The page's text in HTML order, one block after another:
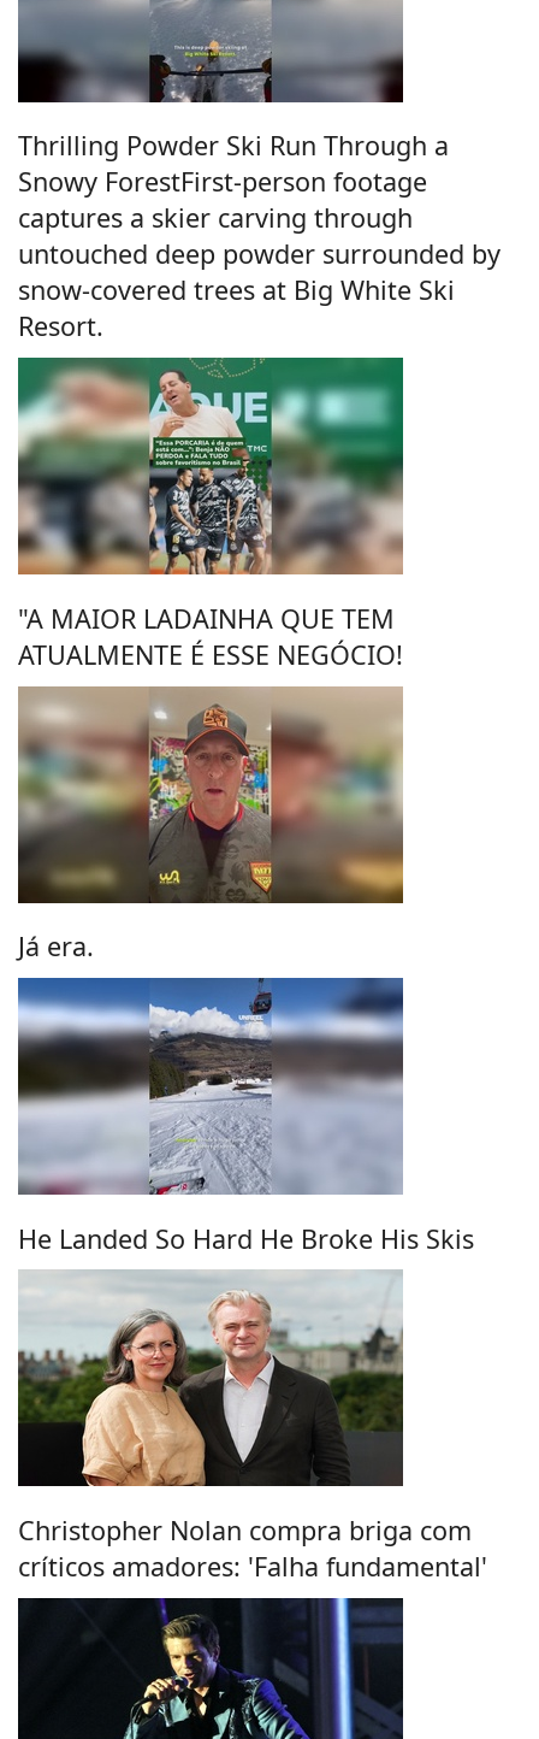
Thrilling Powder Ski Run Through a
Snowy ForestFirst-person footage
captures a skier carving through
untouched deep powder surrounded by
snow-covered trees at Big White Ski
Resort.
"A MAIOR LADAINHA QUE TEM
ATUALMENTE É ESSE NEGÓCIO!
Já era.
He Landed So Hard He Broke His Skis
Christopher Nolan compra briga com
críticos amadores: 'Falha fundamental'